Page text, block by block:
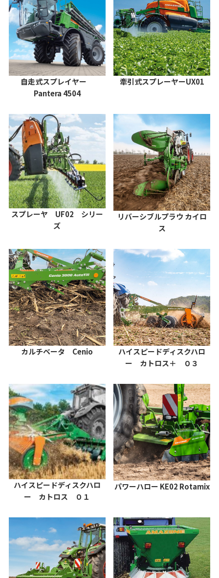
自走式スプレイヤー
Pantera 4504
牽引式スプレーヤーUX01
スプレーヤ UF02 シリー
ズ
リバーシブルプラウ カイロ
ス
カルチベータ Cenio
ハイスピードディスクハロ
ー カトロス＋ ０３
ハイスピードディスクハロ
ー カトロス ０１
パワーハロー KE02 Rotamix